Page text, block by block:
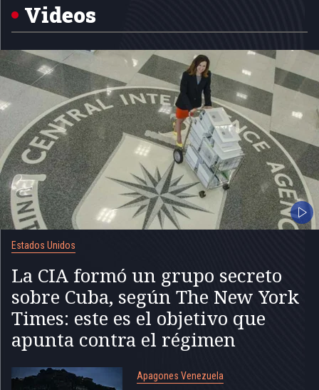
Videos
Estados Unidos
La CIA formó un grupo secreto
sobre Cuba, según The New York
Times: este es el objetivo que
apunta contra el régimen
Apagones Venezuela